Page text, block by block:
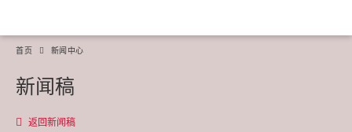
首页 新闻中心
新闻稿
返回新闻稿